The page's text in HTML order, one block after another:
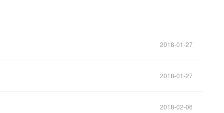
2018-01-27
2018-01-27
2018-02-06